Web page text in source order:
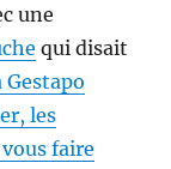
une
qui disait
les
faire